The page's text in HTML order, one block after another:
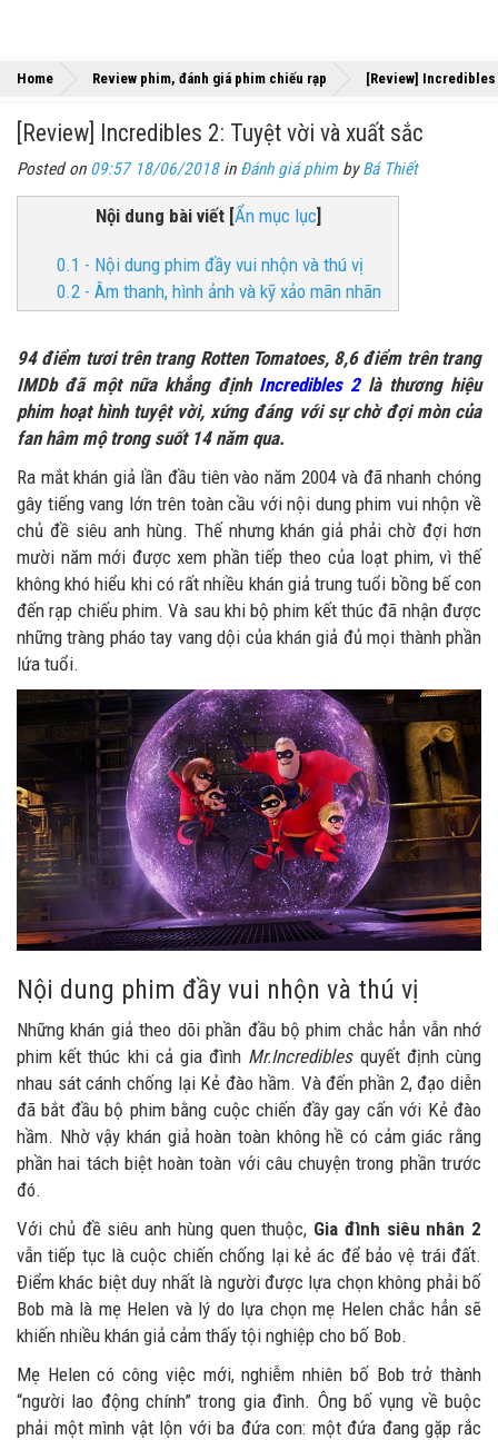
Home Review phim, đánh giá phim chiếu rạp [Review]
[Review] Incredibles 2: Tuyệt vời và xuất sắc
Posted on 09:57 18/06/2018in Đánh giá phim byBá Thiết
Nội dung bài viết[Ẩn mục lục]
0.1 - Nội dung phim đầy vui nhộn và thú vị
0.2 - Âm thanh, hình ảnh và kỹ xảo mãn nhãn
94 điểm tươi trên trang Rotten Tomatoes, 8,6 điểm trên trang
IMDb đã một nữa khẳng định Incredibles 2là thương hiệu
phim hoạt hình tuyệt vời, xứng đáng với sự chờ đợi mòn của
fan hâm mộ trong suốt 14 năm qua.
Ra mắt khán giả lần đầu tiên vào năm 2004 và đã nhanh chóng
gây tiếng vang lớn trên toàn cầu với nội dung phim vui nhộn về
chủ đề siêu anh hùng. Thế nhưng khán giả phải chờ đợi hơn
mười năm mới được xem phần tiếp theo của loạt phim, vì thế
không khó hiểu khi có rất nhiều khán giả trung tuổi bồng bế con
đến rạp chiếu phim. Và sau khi bộ phim kết thúc đã nhận được
những tràng pháo tay vang dội của khán giả đủ mọi thành phần
lứa tuổi.
Nội dung phim đầy vui nhộn và thú vị
Những khán giả theo dõi phần đầu bộ phim chắc hẳn vẫn nhớ
phim kết thúc khi cả gia đình Mr.Incrediblesquyết định cùng
nhau sát cánh chống lại Kẻ đào hầm. Và đến phần 2, đạo diễn
đã bắt đầu bộ phim bằng cuộc chiến đầy gay cấn với Kẻ đào
hầm. Nhờ vậy khán giả hoàn toàn không hề có cảm giác rằng
phần hai tách biệt hoàn toàn với câu chuyện trong phần trước
đó.
Với chủ đề siêu anh hùng quen thuộc, Gia đình siêu nhân 2
vẫn tiếp tục là cuộc chiến chống lại kẻ ác để bảo vệ trái đất.
Điểm khác biệt duy nhất là người được lựa chọn không phải bố
Bob mà là mẹ Helen và lý do lựa chọn mẹ Helen chắc hẳn sẽ
khiến nhiều khán giả cảm thấy tội nghiệp cho bố Bob.
Mẹ Helen có công việc mới, nghiễm nhiên bố Bob trở thành
“người lao động chính” trong gia đình. Ông bố vụng về buộc
phải một mình vật lộn với ba đứa con: một đứa đang gặp rắc